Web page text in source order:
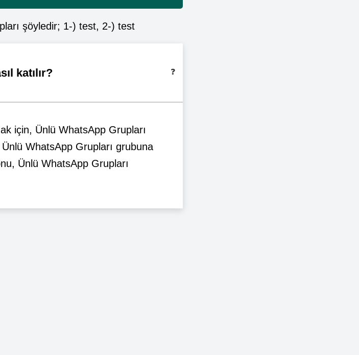
şöyledir; 1-) test, 2-) test
katılır? ❓
için, Ünlü WhatsApp Grupları
WhatsApp Grupları grubuna
Ünlü WhatsApp Grupları